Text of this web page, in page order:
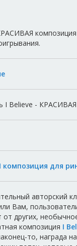
композиция
I Believe -
композиция для
авторский
Вам,
от других,
композиция I
то, награда